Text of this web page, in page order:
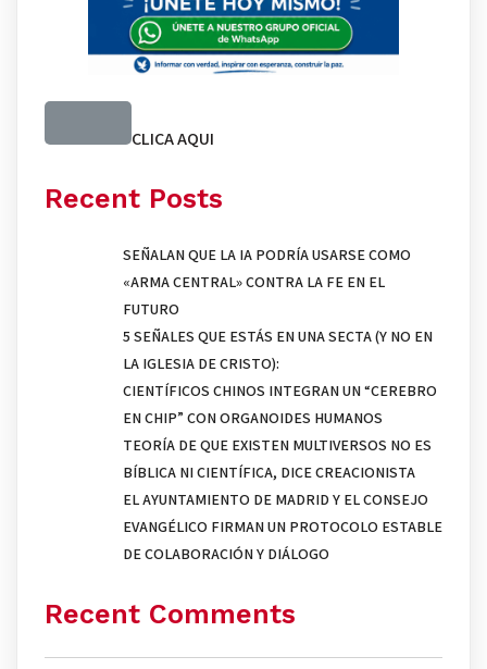
CLICA AQUI
Recent Posts
SEÑALAN QUE LA IA PODRÍA USARSE COMO
«ARMA CENTRAL» CONTRA LA FE EN EL
FUTURO
5 SEÑALES QUE ESTÁS EN UNA SECTA (Y NO EN
LA IGLESIA DE CRISTO):
CIENTÍFICOS CHINOS INTEGRAN UN “CEREBRO
EN CHIP” CON ORGANOIDES HUMANOS
TEORÍA DE QUE EXISTEN MULTIVERSOS NO ES
BÍBLICA NI CIENTÍFICA, DICE CREACIONISTA
EL AYUNTAMIENTO DE MADRID Y EL CONSEJO
EVANGÉLICO FIRMAN UN PROTOCOLO ESTABLE
DE COLABORACIÓN Y DIÁLOGO
Recent Comments